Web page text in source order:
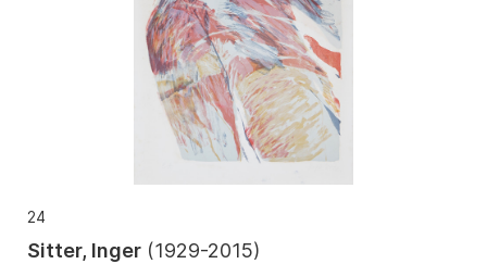
24
Sitter, Inger (1929-2015)